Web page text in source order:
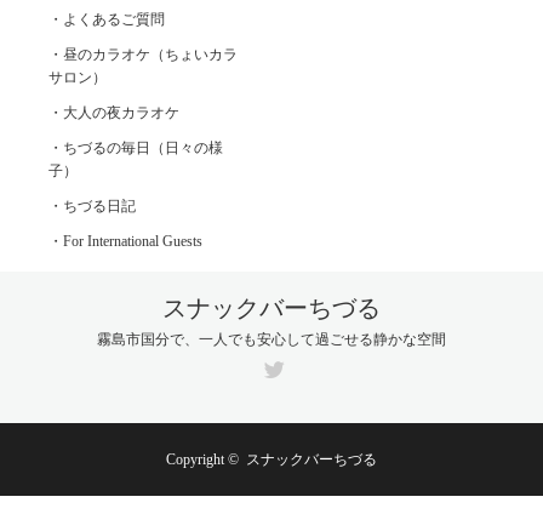
・よくあるご質問
・昼のカラオケ（ちょいカラ
サロン）
・大人の夜カラオケ
・ちづるの毎日（日々の様
子）
・ちづる日記
・For International Guests
スナックバーちづる
霧島市国分で、一人でも安心して過ごせる静かな空間
Copyright © スナックバーちづる